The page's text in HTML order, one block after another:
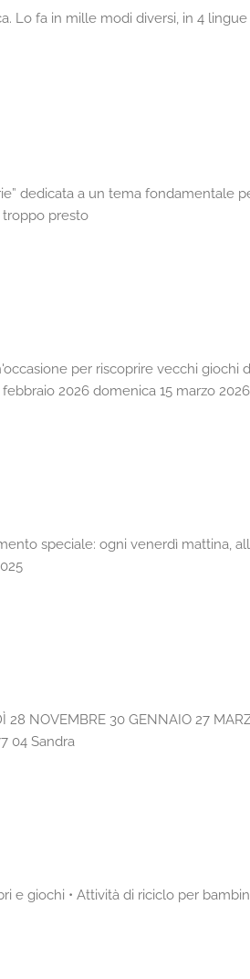
Lo fa in mille modi diversi, in 4
dedicata a un tema fondamentale
troppo presto
per riscoprire vecchi
2026 domenica 15 marzo 2026
speciale: ogni venerdì mattina,
NOVEMBRE 30 GENNAIO 27
04 Sandra
e giochi • Attività di riciclo per